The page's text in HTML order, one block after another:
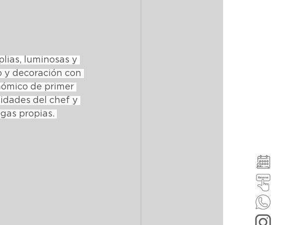
luminosas y
y decoración con
de primer
del chef y
propias.